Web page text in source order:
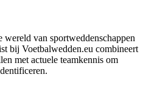
van sportweddenschappen
bij Voetbalwedden.eu combineert
met actuele teamkennis om